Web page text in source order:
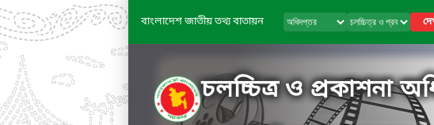
বাংলাদেশ জাতীয় তথ্য বাতায়ন
চলচ্চিত্র ও প্রকাশনা